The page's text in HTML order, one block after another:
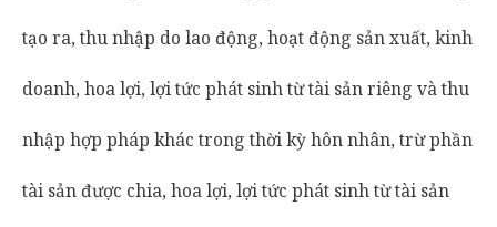
tạo ra, thu nhập do lao động, hoạt động sản xuất, kinh
doanh, hoa lợi, lợi tức phát sinh từ tài sản riêng và thu
nhập hợp pháp khác trong thời kỳ hôn nhân, trừ phần
tài sản được chia, hoa lợi, lợi tức phát sinh từ tài sản